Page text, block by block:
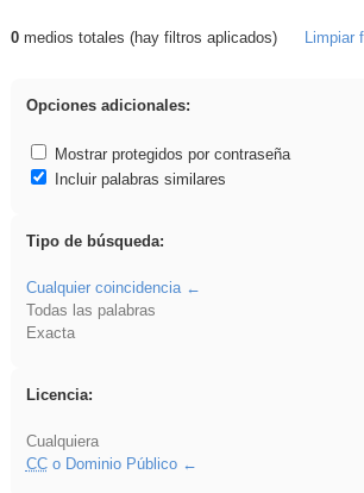
Resultados de: acanalado
0medios totales (hay filtros aplicados) Limpiar
Opciones adicionales:
Mostrar protegidos por contraseña
Incluir palabras similares
Tipo de búsqueda:
Cualquier coincidencia
Todas las palabras
Exacta
Licencia:
Cualquiera
CCo Dominio Público